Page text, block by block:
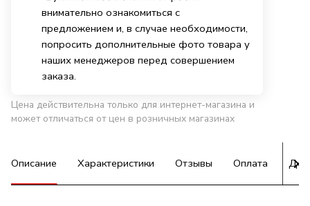
внимательно ознакомиться с
предложением и, в случае необходимости,
попросить дополнительные фото товара у
наших менеджеров перед совершением
заказа.
Цена действительна только для интернет-магазина и
может отличаться от цен в розничных магазинах
Описание Характеристики Отзывы Оплата